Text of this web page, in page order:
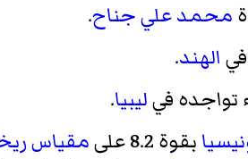
محمد علي جناح.
في الهند.
تواجده فيليبيا.
بقوة 8.2 على مقياس